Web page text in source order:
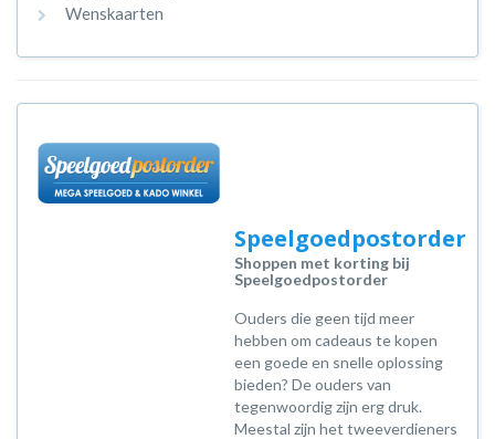
Wenskaarten
Speelgoedpostorder
Shoppen met korting bij
Speelgoedpostorder
Ouders die geen tijd meer
hebben om cadeaus te kopen
een goede en snelle oplossing
bieden? De ouders van
tegenwoordig zijn erg druk.
Meestal zijn het tweeverdieners